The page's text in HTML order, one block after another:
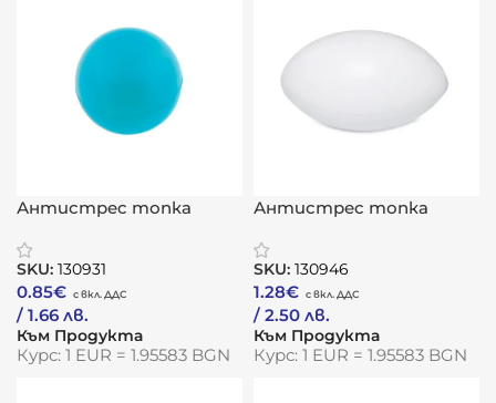
Антистрес топка
SKU: 130931
0.85€
/ 1.66 лв.
Към Продукта
Курс: 1 EUR = 1.95583 BGN
Антистрес топка
SKU: 130946
1.28€
/ 2.50 лв.
Към Продукта
Курс: 1 EUR = 1.95583 BGN